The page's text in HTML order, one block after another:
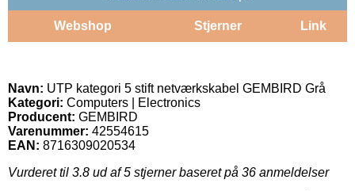
Webshop Stjerner Link
Navn: UTP kategori 5 stift netværkskabel GEMBIRD Grå
Kategori: Computers | Electronics
Producent: GEMBIRD
Varenummer: 42554615
EAN: 8716309020534
Vurderet til 3.8 ud af 5 stjerner baseret på 36 anmeldelser